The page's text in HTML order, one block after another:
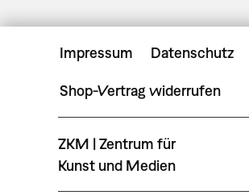
Impressum Datenschutz
Shop-Vertrag widerrufen
ZKM | Zentrum für
Kunst und Medien